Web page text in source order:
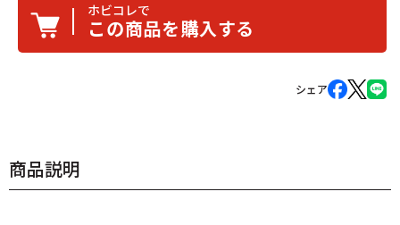
ホビコレで
この商品を購入する
シェア
商品説明